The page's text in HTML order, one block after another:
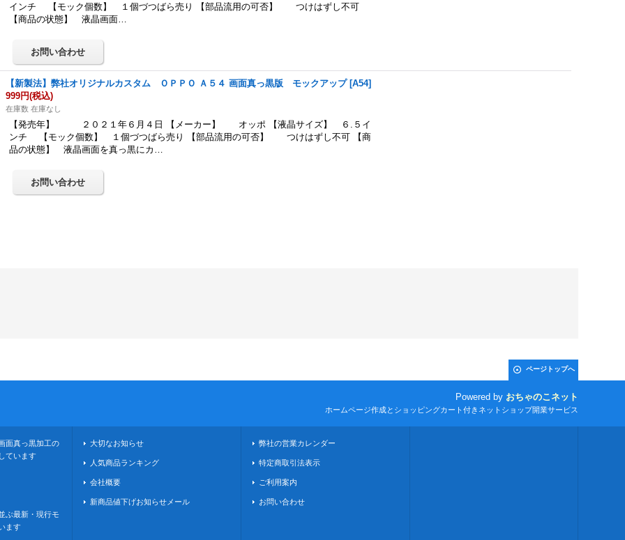
インチ 【モック個数】 １個づつばら売り 【部品流用の可否】 つけはずし不可
【商品の状態】 液晶画面…
【新製法】弊社オリジナルカスタム ＯＰＰＯ Ａ５４ 画面真っ黒版 モックアップ [A54]
999円(税込)
在庫数 在庫なし
【発売年】 ２０２１年６月４日 【メーカー】 オッポ 【液晶サイズ】 ６.５イ
ンチ 【モック個数】 １個づつばら売り 【部品流用の可否】 つけはずし不可 【商
品の状態】 液晶画面を真っ黒にカ…
ページトップへ
Powered by おちゃのこネット
ホームページ作成とショッピングカート付きネットショップ開業サービス
面真っ黒加工の
ています
ぶ最新・現行モ
ます
大切なお知らせ
人気商品ランキング
会社概要
新商品値下げお知らせメール
弊社の営業カレンダー
特定商取引法表示
ご利用案内
お問い合わせ